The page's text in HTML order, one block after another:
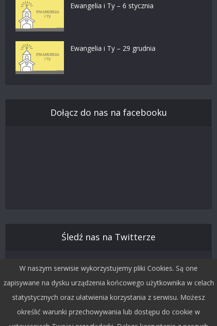
Ewangelia i Ty – 6 stycznia
Ewangelia i Ty – 29 grudnia
Dołącz do nas na facebooku
Śledź nas na Twitterze
W naszym serwisie wykorzystujemy pliki Cookies. Są one
zapisywane na dysku urządzenia końcowego użytkownika w celach
statystycznych oraz ułatwienia korzystania z serwisu. Możesz
określić warunki przechowywania lub dostępu do cookie w